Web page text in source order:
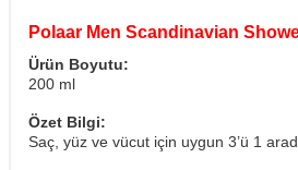
Polaar Men Scandinavian
Ürün Boyutu:
200 ml
Özet Bilgi:
Saç, yüz ve vücut için uygun 3’ü 1